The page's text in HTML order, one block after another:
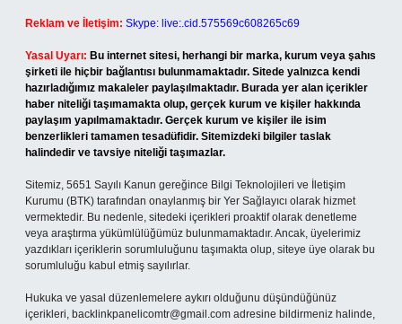
Reklam ve İletişim: Skype: live:.cid.575569c608265c69
Yasal Uyarı: Bu internet sitesi, herhangi bir marka, kurum veya şahıs
şirketi ile hiçbir bağlantısı bulunmamaktadır. Sitede yalnızca kendi
hazırladığımız makaleler paylaşılmaktadır. Burada yer alan içerikler
haber niteliği taşımamakta olup, gerçek kurum ve kişiler hakkında
paylaşım yapılmamaktadır. Gerçek kurum ve kişiler ile isim
benzerlikleri tamamen tesadüfidir. Sitemizdeki bilgiler taslak
halindedir ve tavsiye niteliği taşımazlar.
Sitemiz, 5651 Sayılı Kanun gereğince Bilgi Teknolojileri ve İletişim
Kurumu (BTK) tarafından onaylanmış bir Yer Sağlayıcı olarak hizmet
vermektedir. Bu nedenle, sitedeki içerikleri proaktif olarak denetleme
veya araştırma yükümlülüğümüz bulunmamaktadır. Ancak, üyelerimiz
yazdıkları içeriklerin sorumluluğunu taşımakta olup, siteye üye olarak bu
sorumluluğu kabul etmiş sayılırlar.
Hukuka ve yasal düzenlemelere aykırı olduğunu düşündüğünüz
içerikleri, backlinkpanelicomtr@gmail.com adresine bildirmeniz halinde,